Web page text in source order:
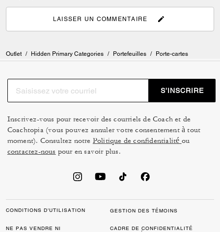
LAISSER UN COMMENTAIRE
Outlet / Hidden Primary Categories / Portefeuilles / Porte-cartes
S’INSCRIRE
Inscrivez-vous pour recevoir des courriels de Coach et de
Coachtopia (vous pouvez annuler votre consentement à tout
moment). Consultez notre Politique de confidentialité ou
contactez-nous pour en savoir plus.
CONDITIONS D’UTILISATION GESTION DES TÉMOINS
NE PAS VENDRE NI
CADRE DE CONFIDENTIALITÉ